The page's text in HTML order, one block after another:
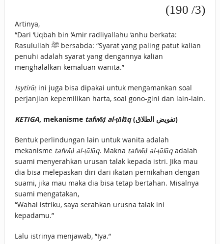
(3/ 190)
Artinya,
“Dari ‘Uqbah bin ‘Amir radliyallahu ‘anhu berkata:
Rasulullah ﷺ bersabda: “Syarat yang paling patut kalian
penuhi adalah syarat yang dengannya kalian
menghalalkan kemaluan wanita.”
Isytirāṭini juga bisa dipakai untuk mengamankan soal
perjanjian kepemilikan harta, soal gono-gini dan lain-lain.
KETIGA, mekanisme tafwīḍ al-ṭālāq (تفويض الطلاق)
Bentuk perlindungan lain untuk wanita adalah
mekanisme tafwīḍ al-ṭālāq. Makna tafwīḍ al-ṭālāqadalah
suami menyerahkan urusan talak kepada istri. Jika mau
dia bisa melepaskan diri dari ikatan pernikahan dengan
suami, jika mau maka dia bisa tetap bertahan. Misalnya
suami mengatakan,
“Wahai istriku, saya serahkan urusna talak ini
kepadamu.”
Lalu istrinya menjawab, “Iya.”